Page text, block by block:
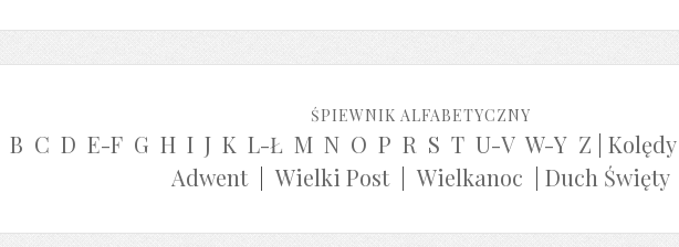
ŚPIEWNIK ALFABETYCZNY
B C D E-F G H I J K L-Ł M N O P R S T U-V W-Y Z Kolędy|
Adwent| Wielki Post| Wielkanoc Duch Święty